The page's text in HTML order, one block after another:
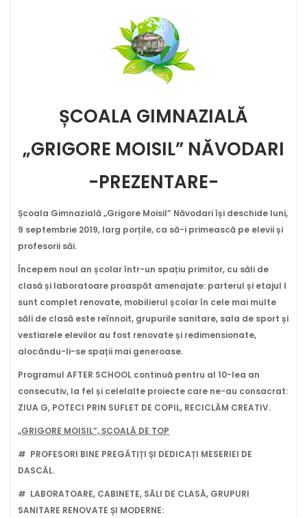
ȘCOALA GIMNAZIALĂ
„GRIGORE MOISIL” NĂVODARI
-PREZENTARE-
Școala Gimnazială „Grigore Moisil” Năvodari își deschide luni,
9 septembrie 2019, larg porțile, ca să-i primească pe elevii și
profesorii săi.
Începem noul an școlar într-un spațiu primitor, cu săli de
clasă și laboratoare proaspăt amenajate: parterul și etajul I
sunt complet renovate, mobilierul școlar în cele mai multe
săli de clasă este reînnoit, grupurile sanitare, sala de sport și
vestiarele elevilor au fost renovate și redimensionate,
alocându-li-se spații mai generoase.
Programul AFTER SCHOOL continuă pentru al 10-lea an
consecutiv, la fel și celelalte proiecte care ne-au consacrat:
ZIUA G, POTECI PRIN SUFLET DE COPIL, RECICLĂM CREATIV.
„GRIGORE MOISIL”, ȘCOALĂ DE TOP
# PROFESORI BINE PREGĂTIȚI ȘI DEDICAȚI MESERIEI DE
DASCĂL.
# LABORATOARE, CABINETE, SĂLI DE CLASĂ, GRUPURI
SANITARE RENOVATE ȘI MODERNE: